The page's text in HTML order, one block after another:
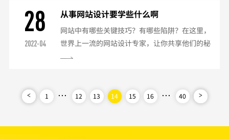
加？"友情链接"是您比较感兴趣，同时也希望您
的客户可以去浏览的网站地址，比如您的合作伙
伴、您的供应商等。您可以通过以下方法添加：
登录阿里助手点击阿里助手页面左边导航条中
28
2022-04
从事网站设计要学些什么啊
网站中有哪些关键技巧？有哪些陷阱？在这里，
世界上一流的网站设计专家，让你共享他们的秘
密，告诉你：使网站赋予情趣的诀窍、应该避免
计者，并正想建一个网站的话，首先应该考虑网
站建设的内容，包括网站功能和你的用户需要什
< 1 ... 12 13 14 15 16 ... 40 >